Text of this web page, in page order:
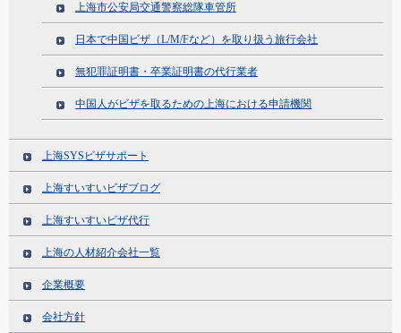
上海市公安局交通警察総隊車管所
日本で中国ビザ（L/M/Fなど）を取り扱う旅行会社
無犯罪証明書・卒業証明書の代行業者
中国人がビザを取るための上海における申請機関
上海SYSビザサポート
上海すいすいビザブログ
上海すいすいビザ代行
上海の人材紹介会社一覧
企業概要
会社方針